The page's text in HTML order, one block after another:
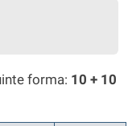
forma: 10 + 10